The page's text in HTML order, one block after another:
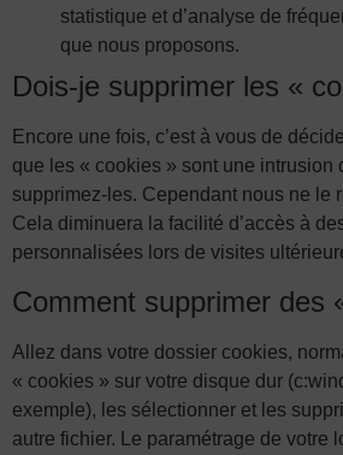
statistique et d’analyse de
que nous proposons.
Dois-je supprimer les «
Encore une fois, c’est à vous de
que les « cookies » sont une intrusion
supprimez-les. Cependant nous ne le
Cela diminuera la facilité d’accès à
personnalisées lors de visites
Comment supprimer des
Allez dans votre dossier cookies,
« cookies » sur votre disque dur
exemple), les sélectionner et les
autre fichier. Le paramétrage de votre